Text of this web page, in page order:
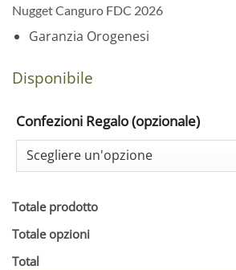
Nugget Canguro FDC 2026
Garanzia Orogenesi
Disponibile
Confezioni Regalo (opzionale)
Totale prodotto
Totale opzioni
Total